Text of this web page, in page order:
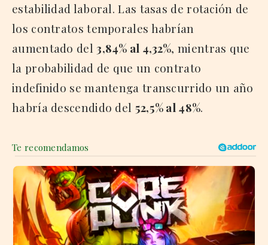
estabilidad laboral. Las tasas de rotación de
los contratos temporales habrían
aumentado del3,84% al 4,32%, mientras que
la probabilidad de que un contrato
indefinido se mantenga transcurrido un año
habría descendido del 52,5% al 48%.